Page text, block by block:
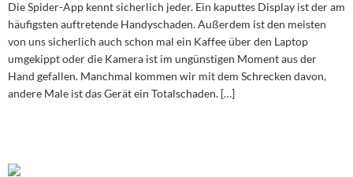
Die Spider-App kennt sicherlich jeder. Ein kaputtes Display ist der am
häufigsten auftretende Handyschaden. Außerdem ist den meisten
von uns sicherlich auch schon mal ein Kaffee über den Laptop
umgekippt oder die Kamera ist im ungünstigen Moment aus der
Hand gefallen. Manchmal kommen wir mit dem Schrecken davon,
andere Male ist das Gerät ein Totalschaden. […]